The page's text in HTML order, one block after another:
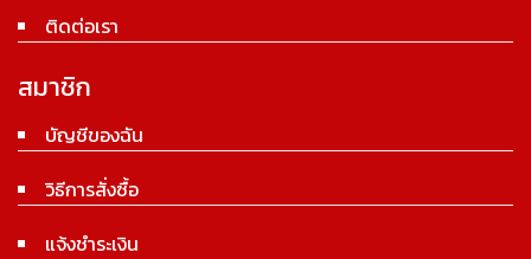
ติดต่อเรา
สมาชิก
บัญชีของฉัน
วิธีการสั่งซื้อ
แจ้งชำระเงิน